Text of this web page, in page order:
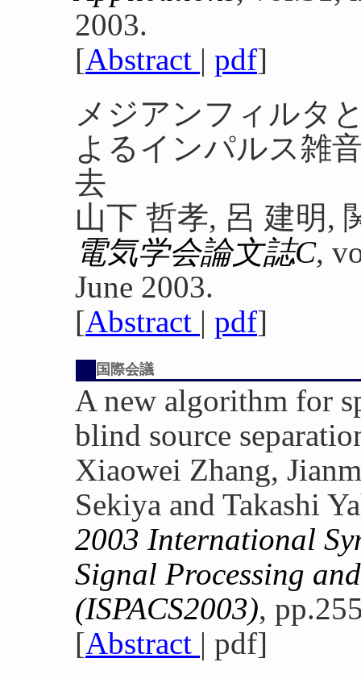
2003.
[Abstract | pdf]
メジアンフィルタ
よるインパルス雑
去
山下 哲孝, 呂 建明,
電気学会論文誌C,
June 2003.
[Abstract | pdf]
国際会議
A new algorithm for
blind source
Xiaowei Zhang,
Sekiya and Takashi
2003 International
Signal Processing
(ISPACS2003),
[Abstract | pdf]